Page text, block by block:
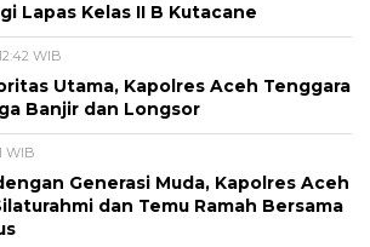
Lapas Kelas II B Kutacane
WIB
Utama, Kapolres Aceh Tenggara
Banjir dan Longsor
WIB
Generasi Muda, Kapolres Aceh
dan Temu Ramah Bersama